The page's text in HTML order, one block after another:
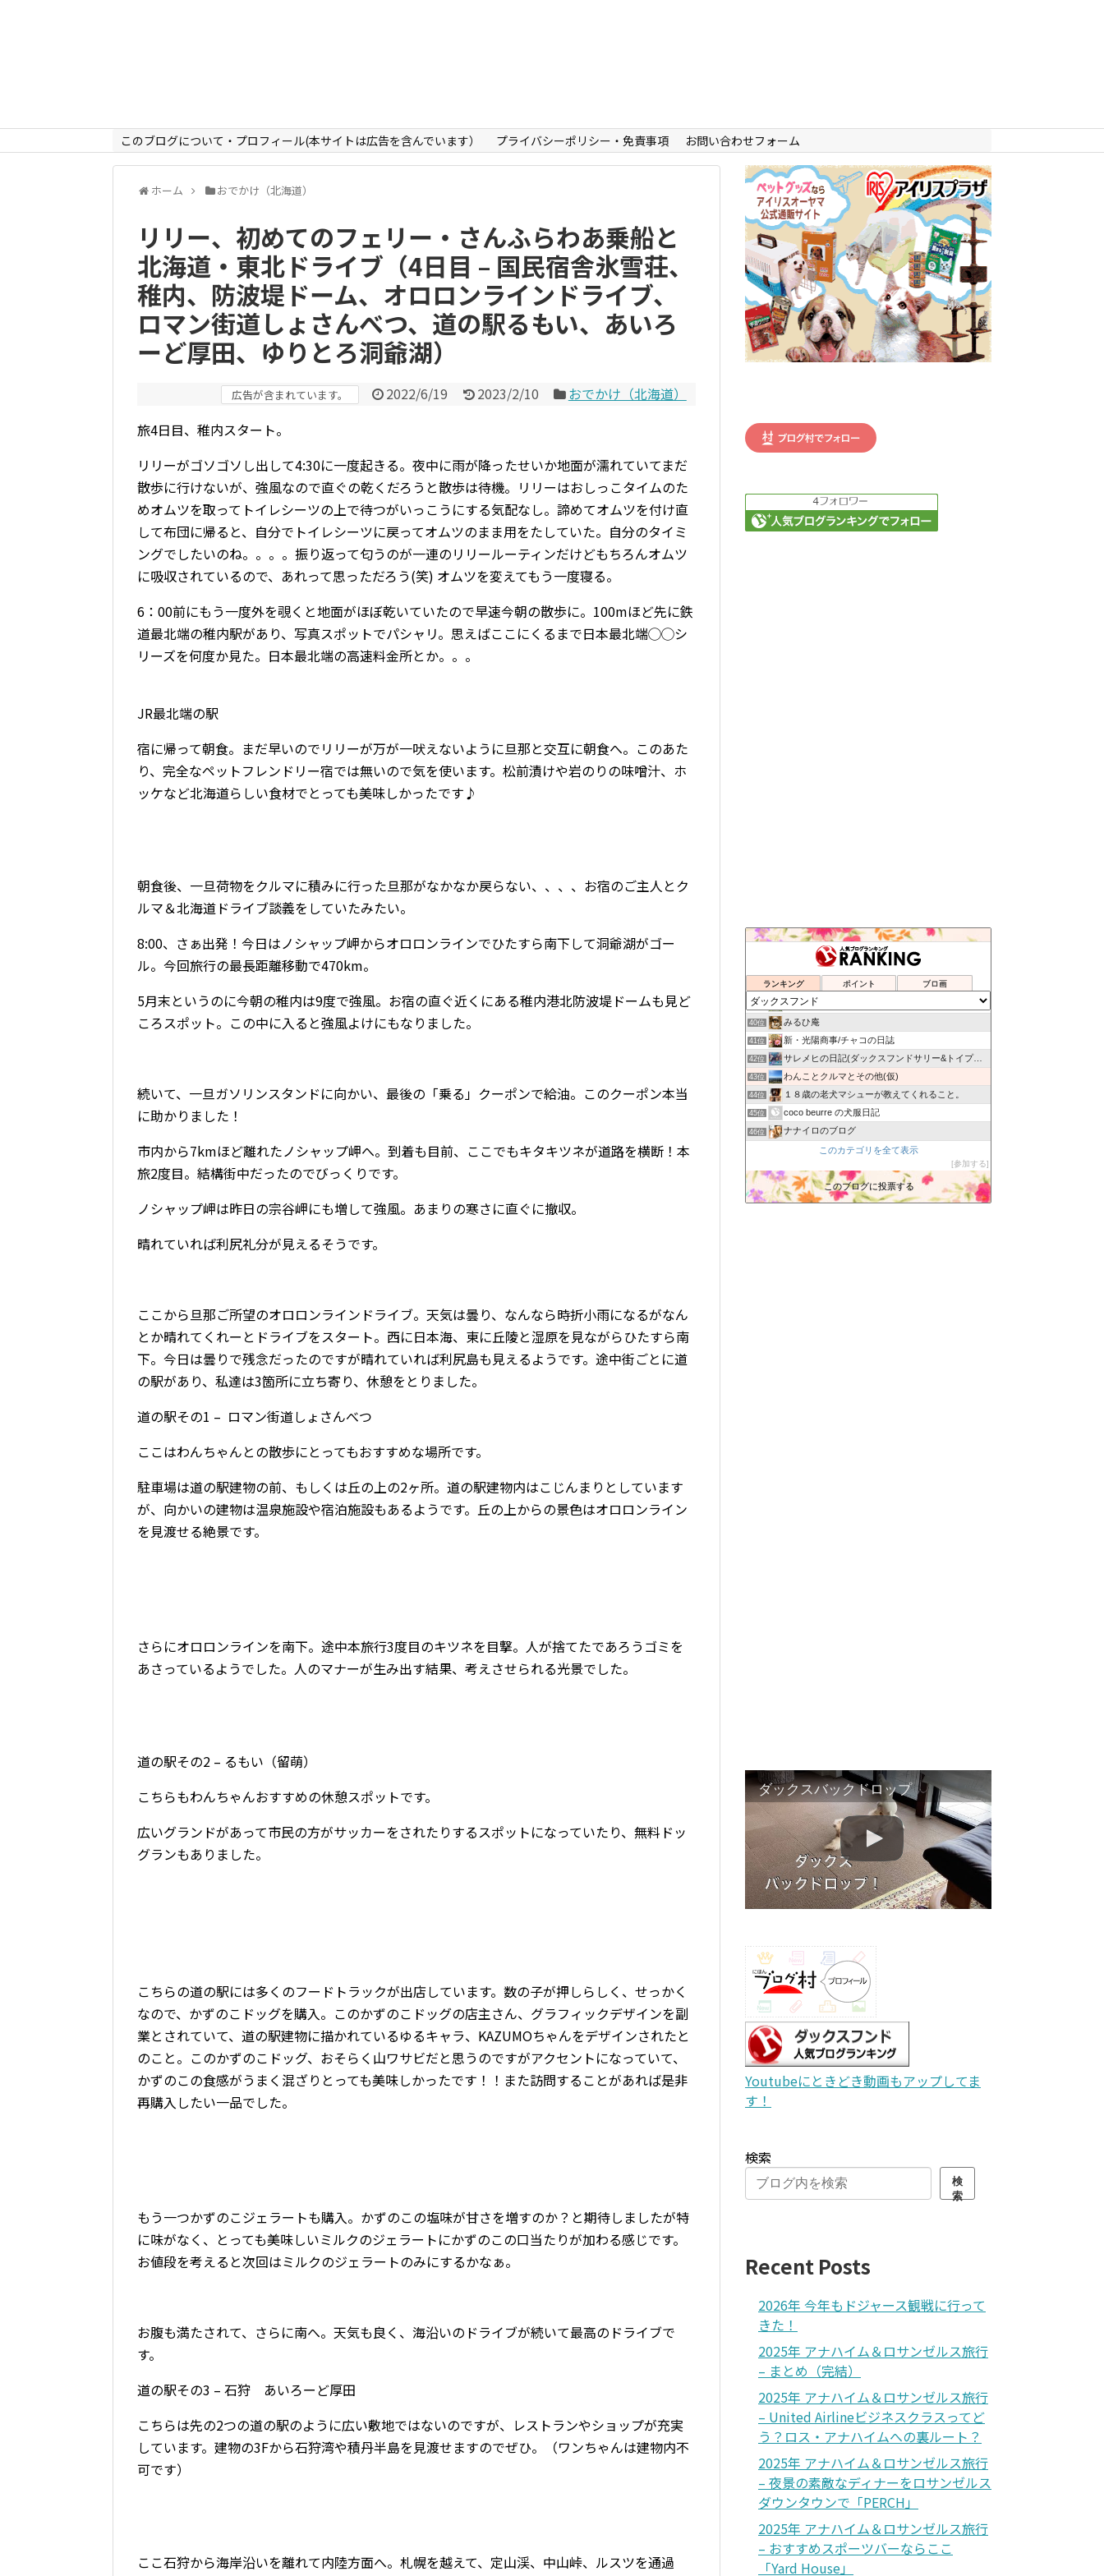
このブログについて・プロフィール(本サイトは広告を含んでいます） プライバシーポリシー・免責事項 お問い合わせフォーム
ホーム おでかけ（北海道）
リリー、初めてのフェリー・さんふらわあ乗船と
北海道・東北ドライブ（4日目 – 国民宿舎氷雪荘、
稚内、防波堤ドーム、オロロンラインドライブ、
ロマン街道しょさんべつ、道の駅るもい、あいろ
ーど厚田、ゆりとろ洞爺湖）
広告が含まれています。 2022/6/19 2023/2/10
おでかけ（北海道）
旅4日目、稚内スタート。
リリーがゴソゴソし出して4:30に一度起きる。夜中に雨が降ったせいか地面が濡れていてまだ
散歩に行けないが、強風なので直ぐの乾くだろうと散歩は待機。リリーはおしっこタイムのた
めオムツを取ってトイレシーツの上で待つがいっこうにする気配なし。諦めてオムツを付け直
して布団に帰ると、自分でトイレシーツに戻ってオムツのまま用をたしていた。自分のタイミ
ングでしたいのね。。。。振り返って匂うのが一連のリリールーティンだけどもちろんオムツ
に吸収されているので、あれって思っただろう(笑) オムツを変えてもう一度寝る。
6 ： 00前にもう一度外を覗くと地面がほぼ乾いていたので早速今朝の散歩に。 100mほど先に鉄
道最北端の稚内駅があり、写真スポットでパシャリ。思えばここにくるまで日本最北端◯◯シ
リーズを何度か見た。日本最北端の高速料金所とか。。。
JR最北端の駅
宿に帰って朝食。まだ早いのでリリーが万が一吠えないように旦那と交互に朝食へ。このあた
り、完全なペットフレンドリー宿では無いので気を使います。松前漬けや岩のりの味噌汁、ホ
ッケなど北海道らしい食材でとっても美味しかったです♪
朝食後、一旦荷物をクルマに積みに行った旦那がなかなか戻らない、、、、お宿のご主人とク
ルマ＆北海道ドライブ談義をしていたみたい。
8:00、さぁ出発！今日はノシャップ岬からオロロンラインでひたすら南下して洞爺湖がゴー
ル。今回旅行の最長距離移動で470km。
5月末というのに今朝の稚内は9度で強風。お宿の直ぐ近くにある稚内港北防波堤ドームも見ど
ころスポット。この中に入ると強風よけにもなりました。
続いて、一旦ガソリンスタンドに向かい、最後の「乗る」クーポンで給油。このクーポン本当
に助かりました！
市内から7kmほど離れたノシャップ岬へ。到着も目前、ここでもキタキツネが道路を横断！本
旅2度目。結構街中だったのでびっくりです。
ノシャップ岬は昨日の宗谷岬にも増して強風。あまりの寒さに直ぐに撤収。
晴れていれば利尻礼分が見えるそうです。
ここから旦那ご所望のオロロンラインドライブ。天気は曇り、なんなら時折小雨になるがなん
とか晴れてくれーとドライブをスタート。西に日本海、東に丘陵と湿原を見ながらひたすら南
下。今日は曇りで残念だったのですが晴れていれば利尻島も見えるようです。途中街ごとに道
の駅があり、私達は3箇所に立ち寄り、休憩をとりました。
道の駅その1 – ロマン街道しょさんべつ
ここはわんちゃんとの散歩にとってもおすすめな場所です。
駐車場は道の駅建物の前、もしくは丘の上の2ヶ所。道の駅建物内はこじんまりとしています
が、向かいの建物は温泉施設や宿泊施設もあるようです。丘の上からの景色はオロロンライン
を見渡せる絶景です。
さらにオロロンラインを南下。途中本旅行3度目のキツネを目撃。人が捨てたであろうゴミを
あさっているようでした。人のマナーが生み出す結果、考えさせられる光景でした。
道の駅その2 – るもい（留萌）
こちらもわんちゃんおすすめの休憩スポットです。
広いグランドがあって市民の方がサッカーをされたりするスポットになっていたり、無料ドッ
グランもありました。
こちらの道の駅には多くのフードトラックが出店しています。数の子が押しらしく、せっかく
なので、かずのこドッグを購入。このかずのこドッグの店主さん、グラフィックデザインを副
業とされていて、道の駅建物に描かれているゆるキャラ、 KAZUMOちゃんをデザインされたと
のこと。このかずのこドッグ、おそらく山ワサビだと思うのですがアクセントになっていて、
かずのこの食感がうまく混ざりとっても美味しかったです！！また訪問することがあれば是非
再購入したい一品でした。
もう一つかずのこジェラートも購入。かずのこの塩味が甘さを増すのか？と期待しましたが特
に味がなく、とっても美味しいミルクのジェラートにかずのこの口当たりが加わる感じです。
お値段を考えると次回はミルクのジェラートのみにするかなぁ。
お腹も満たされて、さらに南へ。天気も良く、海沿いのドライブが続いて最高のドライブで
す。
道の駅その3 – 石狩 あいろーど厚田
こちらは先の2つの道の駅のように広い敷地ではないのですが、レストランやショップが充実
しています。建物の3Fから石狩湾や積丹半島を見渡せますのでぜひ。（ワンちゃんは建物内不
可です）
ここ石狩から海岸沿いを離れて内陸方面へ。札幌を越えて、定山渓、中山峠、ルスツを通過
ランキング ポイント ブロ画
Mum's Diary
My Treasure
38位 ひなたのぶろぐ。
39位 くうたろうのお外ごはん
40位 みるひ庵
41位 新・光陽商事/チャコの日誌
42位 サレメヒの日記(ダックスフンドサリー&トイプードル陽向)
43位 わんことクルマとその他(仮)
44位 １８歳の老犬マシューが教えてくれること。
45位 coco beurre の犬服日記
46位 ナナイロのブログ
ErinのHappy Life〜ダーリンは英国人
49位 忠犬くーちゃんのBLOG
50位 るなちゃんといつも一緒
このカテゴリを全て表示
参加する
このブログに投票する
ダックスバックドロップ
Youtubeにときどき動画もアップしてま
す！
検索
検
索
Recent Posts
2026年 今年もドジャース観戦に行って
きた！
2025年 アナハイム＆ロサンゼルス旅行
– まとめ（完結）
2025年 アナハイム＆ロサンゼルス旅行
– United Airlineビジネスクラスってど
う？ロス・アナハイムへの裏ルート？
2025年 アナハイム＆ロサンゼルス旅行
– 夜景の素敵なディナーをロサンゼルス
ダウンタウンで「PERCH」
2025年 アナハイム＆ロサンゼルス旅行
– おすすめスポーツバーならここ
「Yard House」